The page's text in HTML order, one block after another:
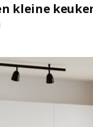
kleine